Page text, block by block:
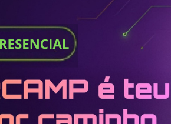
com um atendente!!
Laboratório de Solos -
Laboratório de Análise de
Sementes - INTEC
Laboratório de
Biotecnologia Vegetal -